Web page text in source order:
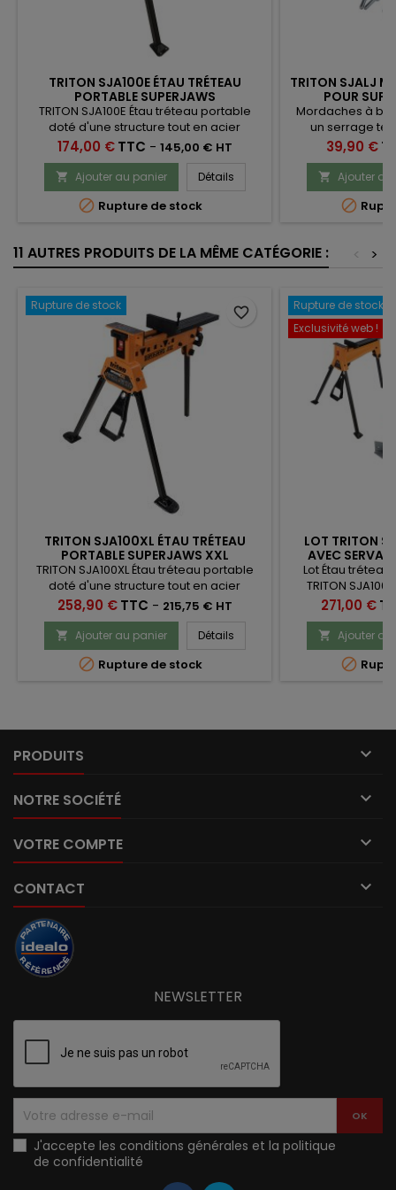
TRITON SJA100E ÉTAU TRÉTEAU
PORTABLE SUPERJAWS
TRITON SJA100E Étau tréteau portable
doté d'une structure tout en acier
thermolaqué robuste pour une durée de
service accrue. Force de serrage
puissante, réglable jusqu'à 1 000 kg
Prix
174,00 € TTC - 145,00 € HT
 Ajouter au panier Détails
 Rupture de stock
TRITON SJALJ
POUR
Mordaches à
un serrage
travailler en
avec les
Prix
39,90 €
 Ajouter au

11 AUTRES PRODUITS DE LA MÊME CATÉGORIE : >
<
Rupture de stock
TRITON SJA100XL ÉTAU TRÉTEAU
PORTABLE SUPERJAWS XXL
TRITON SJA100XL Étau tréteau portable
doté d'une structure tout en acier
thermolaqué robuste pour une durée de
service accrue. L’ouverture des
mâchoires permet de serrer des
matériaux jusqu’à 1 000 mm avec une
force de serrage puissante, réglable
Prix
258,90 € TTC - 215,75 € HT
 Ajouter au panier Détails
 Rupture de stock
favorite_border
Rupture de stock
Exclusivité web !
LOT TRITON
AVEC
Lot Étau
TRITON
bûches et
Prix
271,00 €
 Ajouter au

PRODUITS 
NOTRE SOCIÉTÉ 
VOTRE COMPTE 
CONTACT 
NEWSLETTER
J'accepte les conditions générales et la politique
de confidentialité